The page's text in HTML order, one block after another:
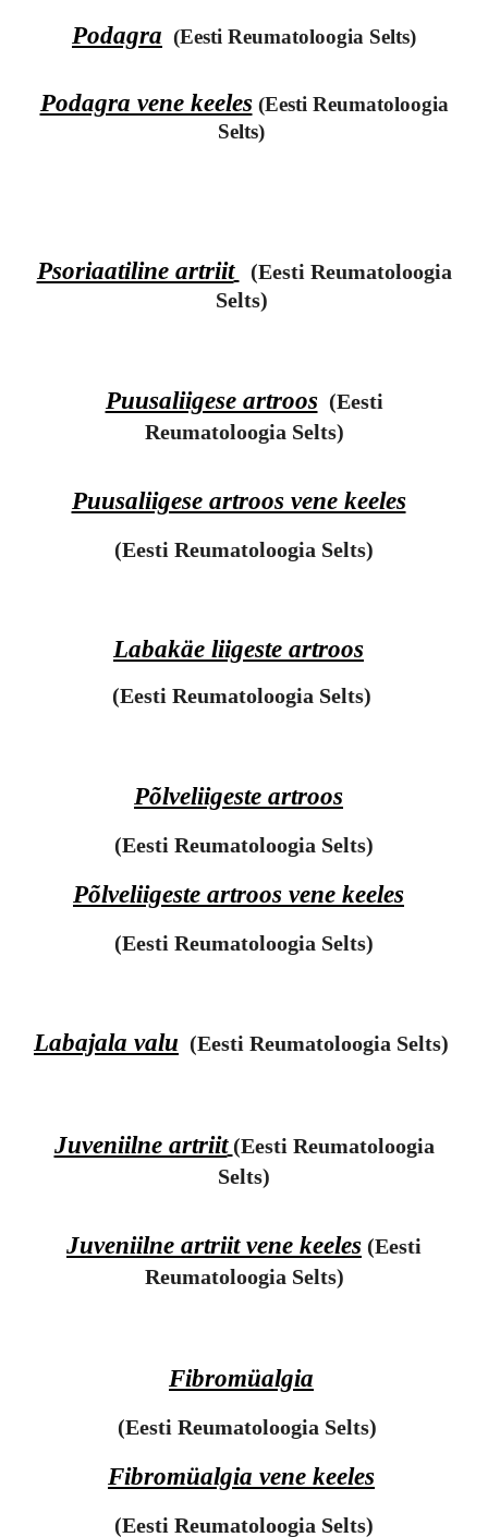
Podagra (Eesti Reumatoloogia Selts)
Podagra vene keeles(Eesti Reumatoloogia
Selts)
Psoriaatiline artriit
(Eesti Reumatoloogia
Selts)
Puusaliigese artroos(Eesti
Reumatoloogia Selts)
Puusaliigese artroos vene keeles
(Eesti Reumatoloogia Selts)
Labakäe liigeste artroos
(Eesti Reumatoloogia Selts)
Põlveliigeste artroos
(Eesti Reumatoloogia Selts)
Põlveliigeste artroos vene keeles
(Eesti Reumatoloogia Selts)
Labajala valu (Eesti Reumatoloogia Selts)
Juveniilne artriit (Eesti Reumatoloogia
Selts)
Juveniilne artriit vene keeles (Eesti
Reumatoloogia Selts)
Fibromüalgia
(Eesti Reumatoloogia Selts)
Fibromüalgia vene keeles
(Eesti Reumatoloogia Selts)